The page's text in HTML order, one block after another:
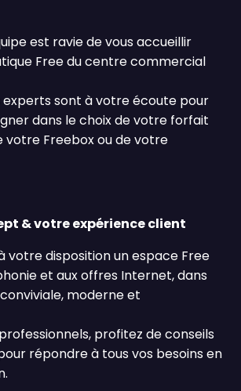
est ravie de vous accueillir
Free du centre commercial
experts sont à votre écoute pour
dans le choix de votre forfait
votre Freebox ou de votre
& votre expérience client
votre disposition un espace Free
et aux offres Internet, dans
moderne et
profitez de conseils
répondre à tous vos besoins en